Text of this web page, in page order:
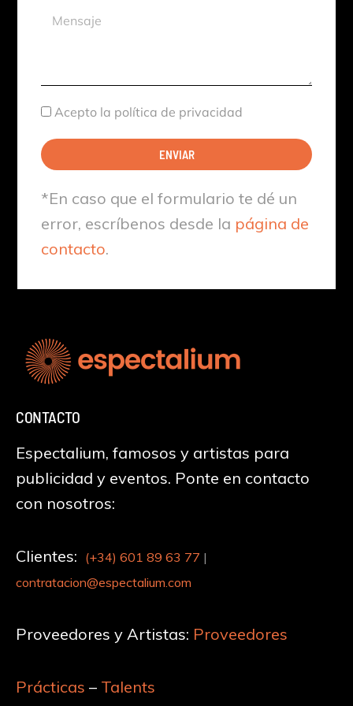
Mensaje
Aceptación
Acepto la política de privacidad
ENVIAR
*En caso que el formulario te dé un
error, escríbenos desde la página de
contacto.
CONTACTO
Espectalium, famosos y artistas para
publicidad y eventos. Ponte en contacto
con nosotros:
Clientes: (+34) 601 89 63 77 |
contratacion@espectalium.com
Proveedores y Artistas: Proveedores
Prácticas – Talents